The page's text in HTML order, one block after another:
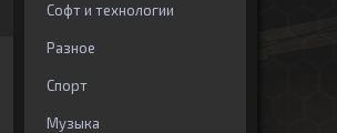
Софт и технологии
Разное
Спорт
Музыка